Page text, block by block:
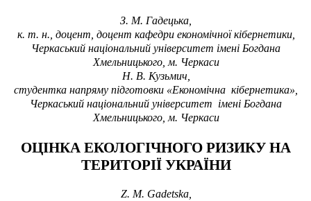
З. М. Гадецька
к. т. н., доцент, доцент кафедри економічної кібернетики,
Черкаський національний університет імені Богдана
Хмельницького, м. Черкаси
Н. В. Кузьмич
студентка напряму підготовки «Економічна кібернетика»,
Черкаський національний університет імені Богдана
Хмельницького, м. Черкаси
ОЦІНКА ЕКОЛОГІЧНОГО РИЗИКУ НА
ТЕРИТОРІЇ УКРАЇНИ
Z. M. Gadetska,